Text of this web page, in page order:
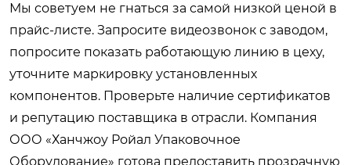
Мы советуем не гнаться за самой низкой ценой в
прайс-листе. Запросите видеозвонок с заводом,
попросите показать работающую линию в цеху,
уточните маркировку установленных
компонентов. Проверьте наличие сертификатов
и репутацию поставщика в отрасли. Компания
ООО «Ханчжоу Ройал Упаковочное
Оборудование» готова предоставить прозрачную